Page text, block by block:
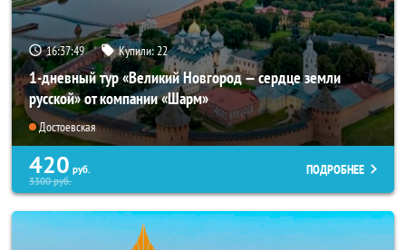
16:37:48 Купили: 22
1-дневный тур «Великий Новгород — сердце земли
русской» от компании «Шарм»
Достоевская
420 руб.
3300руб.
ПОДРОБНЕЕ